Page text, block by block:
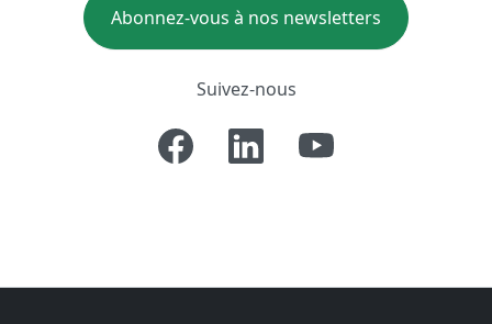
Abonnez-vous à nos newsletters
Suivez-nous